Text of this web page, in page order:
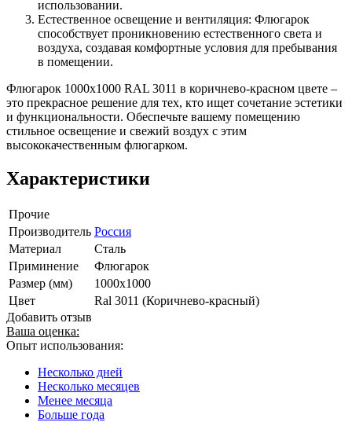
использовании.
Естественное освещение и вентиляция: Флюгарок
способствует проникновению естественного света и
воздуха, создавая комфортные условия для пребывания
в помещении.
Флюгарок 1000x1000 RAL 3011 в коричнево-красном цвете –
это прекрасное решение для тех, кто ищет сочетание эстетики
и функциональности. Обеспечьте вашему помещению
стильное освещение и свежий воздух с этим
высококачественным флюгарком.
Характеристики
Прочие
Производитель Россия
Материал
Сталь
Приминение
Флюгарок
Размер (мм)
1000х1000
Цвет
Ral 3011 (Коричнево-красный)
Добавить отзыв
Ваша оценка:
Опыт использования:
Несколько дней
Несколько месяцев
Менее месяца
Больше года